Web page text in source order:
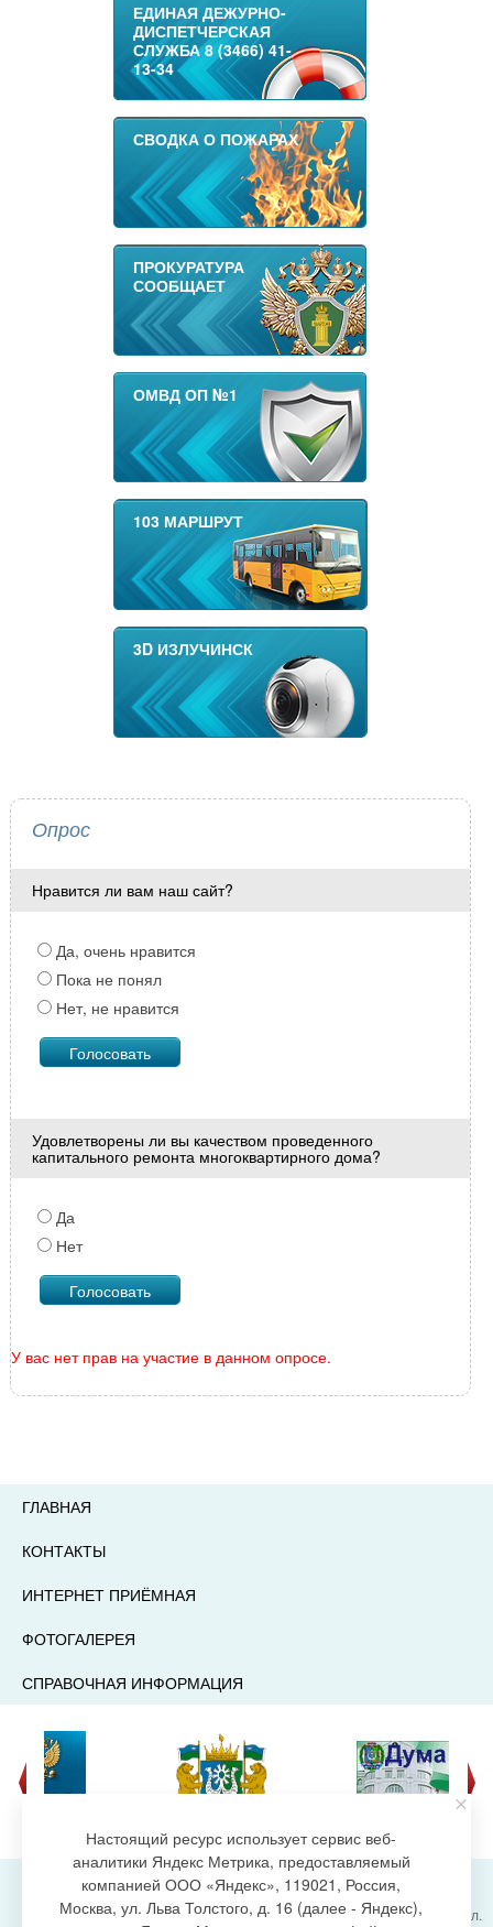
ЕДИНАЯ ДЕЖУРНО-
ДИСПЕТЧЕРСКАЯ
СЛУЖБА 8 (3466) 41-
13-34
СВОДКА О ПОЖАРАХ
ПРОКУРАТУРА
СООБЩАЕТ
ОМВД ОП №1
103 МАРШРУТ
3D ИЗЛУЧИНСК
Опрос
Нравится ли вам наш сайт?
Да, очень нравится
Пока не понял
Нет, не нравится
Удовлетворены ли вы качеством проведенного
капитального ремонта многоквартирного дома?
Да
Нет
У вас нет прав на участие в данном опросе.
ГЛАВНАЯ
КОНТАКТЫ
ИНТЕРНЕТ ПРИЁМНАЯ
ФОТОГАЛЕРЕЯ
СПРАВОЧНАЯ ИНФОРМАЦИЯ
Администрация городского поселения Излучинск, ул.
Настоящий ресурс использует сервис веб-
аналитики Яндекс Метрика, предоставляемый
компанией ООО «Яндекс», 119021, Россия,
Москва, ул. Льва Толстого, д. 16 (далее - Яндекс),